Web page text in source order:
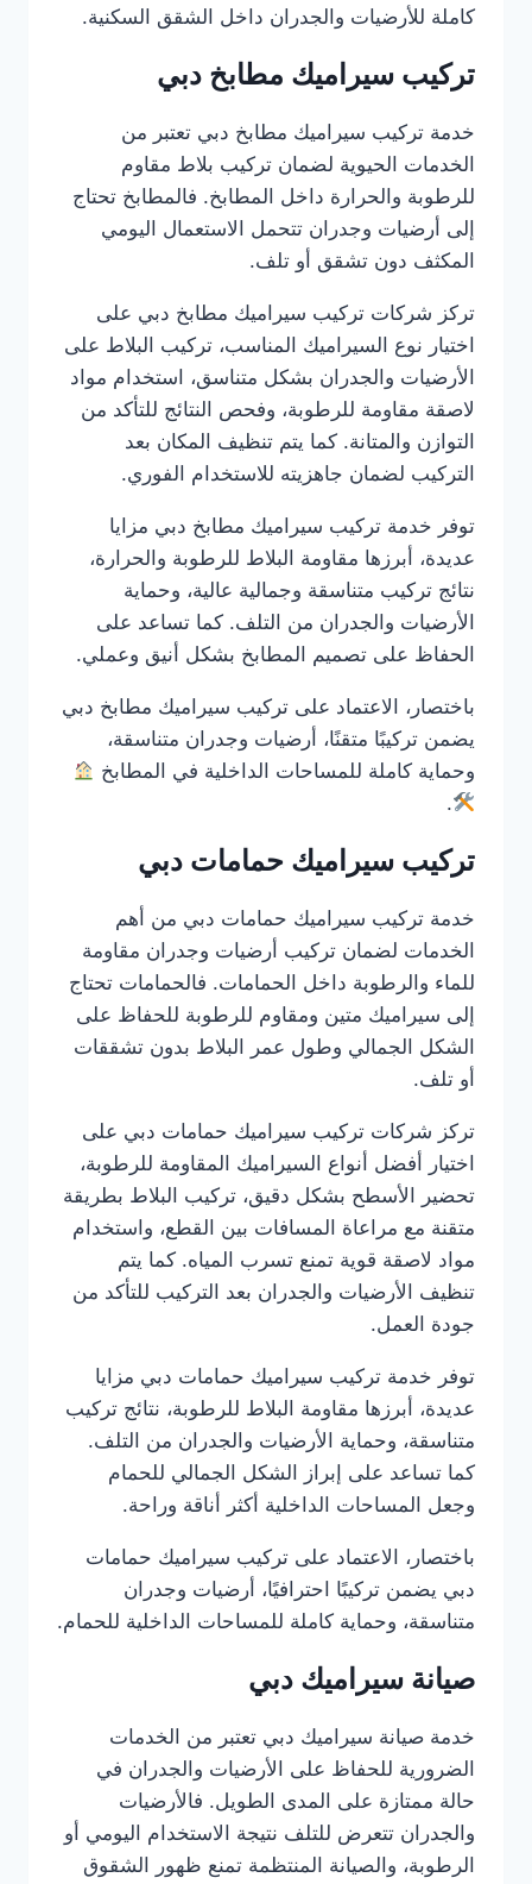
كاملة للأرضيات والجدران داخل الشقق السكنية.
تركيب سيراميك مطابخ دبي
خدمة تركيب سيراميك مطابخ دبي تعتبر من
الخدمات الحيوية لضمان تركيب بلاط مقاوم
للرطوبة والحرارة داخل المطابخ. فالمطابخ تحتاج
إلى أرضيات وجدران تتحمل الاستعمال اليومي
المكثف دون تشقق أو تلف.
تركز شركات تركيب سيراميك مطابخ دبي على
اختيار نوع السيراميك المناسب، تركيب البلاط على
الأرضيات والجدران بشكل متناسق، استخدام مواد
لاصقة مقاومة للرطوبة، وفحص النتائج للتأكد من
التوازن والمتانة. كما يتم تنظيف المكان بعد
التركيب لضمان جاهزيته للاستخدام الفوري.
توفر خدمة تركيب سيراميك مطابخ دبي مزايا
عديدة، أبرزها مقاومة البلاط للرطوبة والحرارة،
نتائج تركيب متناسقة وجمالية عالية، وحماية
الأرضيات والجدران من التلف. كما تساعد على
الحفاظ على تصميم المطابخ بشكل أنيق وعملي.
باختصار، الاعتماد على تركيب سيراميك مطابخ دبي
يضمن تركيبًا متقنًا، أرضيات وجدران متناسقة،
وحماية كاملة للمساحات الداخلية في المطابخ
.
تركيب سيراميك حمامات دبي
خدمة تركيب سيراميك حمامات دبي من أهم
الخدمات لضمان تركيب أرضيات وجدران مقاومة
للماء والرطوبة داخل الحمامات. فالحمامات تحتاج
إلى سيراميك متين ومقاوم للرطوبة للحفاظ على
الشكل الجمالي وطول عمر البلاط بدون تشققات
أو تلف.
تركز شركات تركيب سيراميك حمامات دبي على
اختيار أفضل أنواع السيراميك المقاومة للرطوبة،
تحضير الأسطح بشكل دقيق، تركيب البلاط بطريقة
متقنة مع مراعاة المسافات بين القطع، واستخدام
مواد لاصقة قوية تمنع تسرب المياه. كما يتم
تنظيف الأرضيات والجدران بعد التركيب للتأكد من
جودة العمل.
توفر خدمة تركيب سيراميك حمامات دبي مزايا
عديدة، أبرزها مقاومة البلاط للرطوبة، نتائج تركيب
متناسقة، وحماية الأرضيات والجدران من التلف.
كما تساعد على إبراز الشكل الجمالي للحمام
وجعل المساحات الداخلية أكثر أناقة وراحة.
باختصار، الاعتماد على تركيب سيراميك حمامات
دبي يضمن تركيبًا احترافيًا، أرضيات وجدران
متناسقة، وحماية كاملة للمساحات الداخلية للحمام.
صيانة سيراميك دبي
خدمة صيانة سيراميك دبي تعتبر من الخدمات
الضرورية للحفاظ على الأرضيات والجدران في
حالة ممتازة على المدى الطويل. فالأرضيات
والجدران تتعرض للتلف نتيجة الاستخدام اليومي أو
الرطوبة، والصيانة المنتظمة تمنع ظهور الشقوق